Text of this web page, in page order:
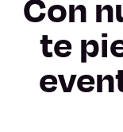
Con
te